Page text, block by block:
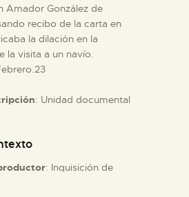
Amador González de
recibo de la carta en
la dilación en la
la visita a un navío.
: Unidad documental
: Inquisición de